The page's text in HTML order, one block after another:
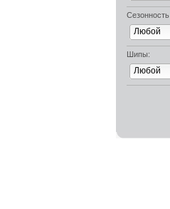
Сезонность
Любой
Шипы:
Любой